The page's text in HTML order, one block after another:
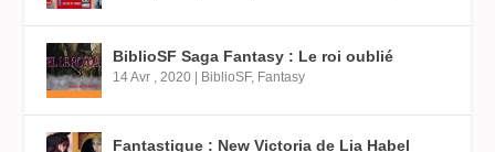
BiblioSF Saga Fantasy : Le roi oublié
14 Avr , 2020 | BiblioSF, Fantasy
Fantastique : New Victoria de Lia Habel